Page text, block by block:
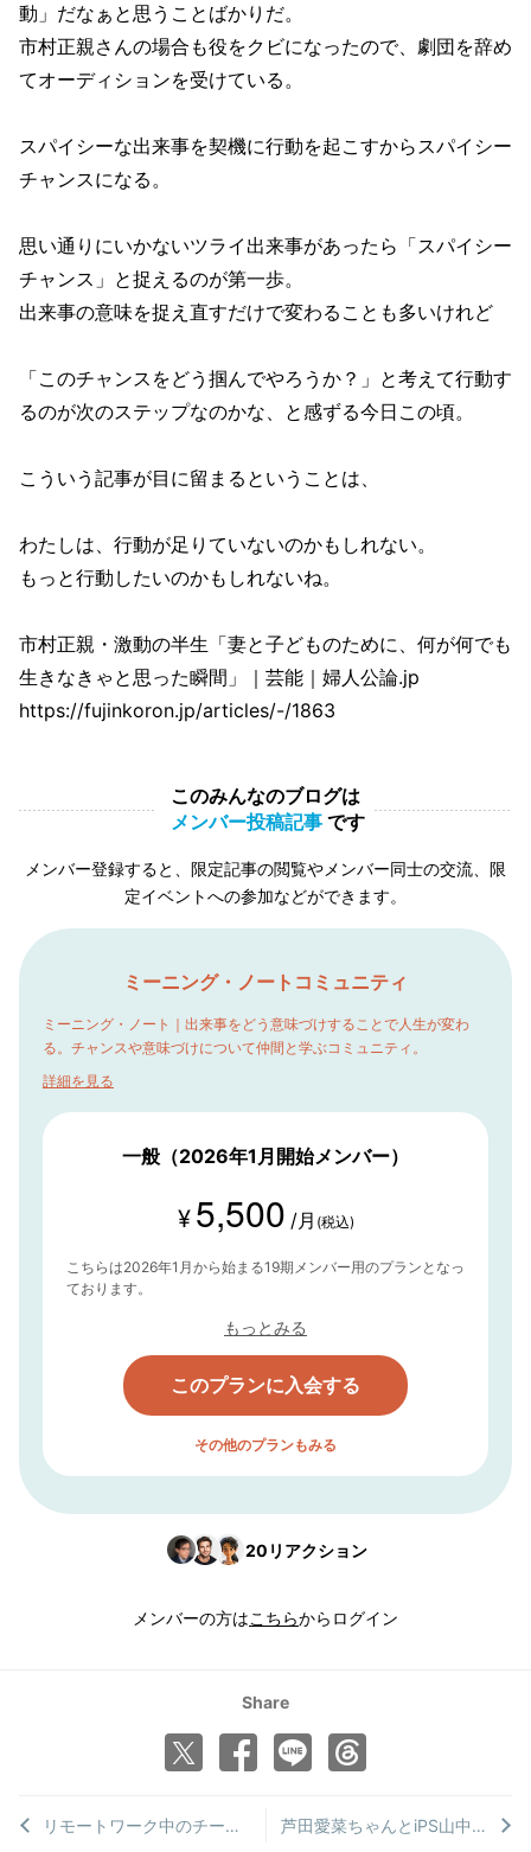
動」だなぁと思うことばかりだ。
市村正親さんの場合も役をクビになったので、劇団を辞め
てオーディションを受けている。
スパイシーな出来事を契機に行動を起こすからスパイシー
チャンスになる。
思い通りにいかないツライ出来事があったら「スパイシー
チャンス」と捉えるのが第一歩。
出来事の意味を捉え直すだけで変わることも多いけれど
「このチャンスをどう掴んでやろうか？」と考えて行動す
るのが次のステップなのかな、と感ずる今日この頃。
こういう記事が目に留まるということは、
わたしは、行動が足りていないのかもしれない。
もっと行動したいのかもしれないね。
市村正親・激動の半生「妻と子どものために、何が何でも
生きなきゃと思った瞬間」｜芸能｜婦人公論.jp
https://fujinkoron.jp/articles/-/1863
このみんなのブログは
メンバー投稿記事 です
メンバー登録すると、限定記事の閲覧やメンバー同士の交流、限
定イベントへの参加などができます。
ミーニング・ノートコミュニティ
ミーニング・ノート｜出来事をどう意味づけすることで人生が変わ
る。チャンスや意味づけについて仲間と学ぶコミュニティ。
詳細を見る
一般（2026年1月開始メンバー）
¥ 5,500 /月 (税込)
こちらは2026年1月から始まる19期メンバー用のプランとなっ
ております。
もっとみる
このプランに入会する
その他のプランもみる
20 リアクション
メンバーの方はこちらからログイン
Share
リモートワーク中のチームビルディングに、ミーニングノートが効果的である７つの理由 芦田愛菜ちゃんとiPS山中教授のスパイシーチャンス対談